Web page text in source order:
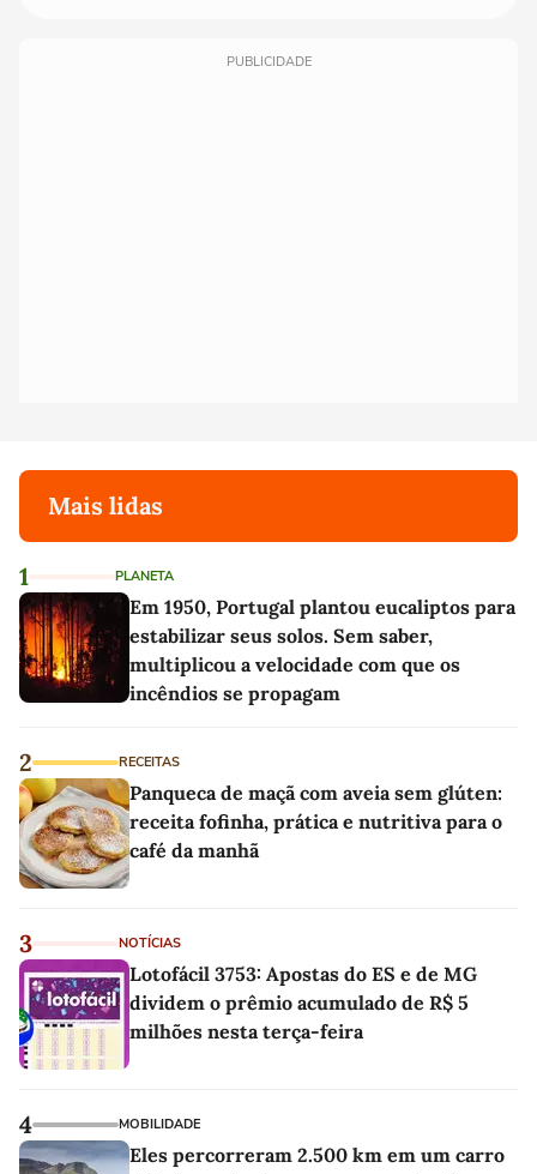
PUBLICIDADE
Mais lidas
1 PLANETA
Em 1950, Portugal plantou eucaliptos para
estabilizar seus solos. Sem saber,
multiplicou a velocidade com que os
incêndios se propagam
2 RECEITAS
Panqueca de maçã com aveia sem glúten:
receita fofinha, prática e nutritiva para o
café da manhã
3 NOTÍCIAS
Lotofácil 3753: Apostas do ES e de MG
dividem o prêmio acumulado de R$ 5
milhões nesta terça-feira
4 MOBILIDADE
Eles percorreram 2.500 km em um carro